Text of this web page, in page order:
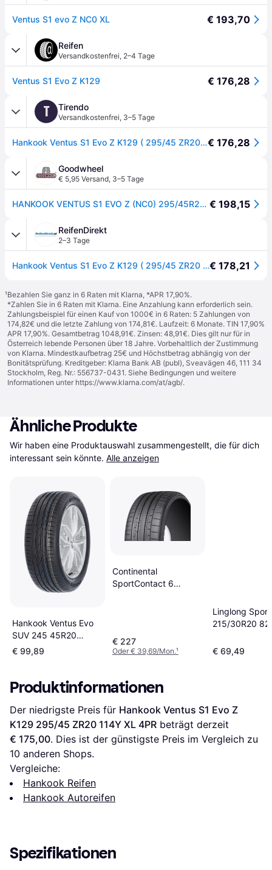
Ventus S1 evo Z NC0 XL € 193,70
Reifen
Versandkostenfrei, 2–4 Tage
Ventus S1 Evo Z K129 € 176,28
T Tirendo
Versandkostenfrei, 3–5 Tage
Hankook Ventus S1 Evo Z K129 ( 295/45 ZR20 (114Y) XL 4PR NC0, mit Felgenschutz (MFS) SBL ) - schwarz€ 176,28
Goodwheel
€ 5,95 Versand, 3–5 Tage
HANKOOK VENTUS S1 EVO Z (NC0) 295/45R20 114(Y) (NC0) XL MFS BSW € 198,15
ReifenDirekt
2–3 Tage
Hankook Ventus S1 Evo Z K129 ( 295/45 ZR20 (114Y) XL 4PR NC0, mit Felgenschutz (MFS) SBL )€ 178,21
¹Bezahlen Sie ganz in 6 Raten mit Klarna, *APR 17,90%.
*Zahlen Sie in 6 Raten mit Klarna. Eine Anzahlung kann erforderlich sein.
Zahlungsbeispiel für einen Kauf von 1000€ in 6 Raten: 5 Zahlungen von
174,82€ und die letzte Zahlung von 174,81€. Laufzeit: 6 Monate. TIN 17,90%
APR 17,90%. Gesamtbetrag 1048,91€. Zinsen: 48,91€. Dies gilt nur für in
Österreich lebende Personen über 18 Jahre. Vorbehaltlich der Zustimmung
von Klarna. Mindestkaufbetrag 25€ und Höchstbetrag abhängig von der
Bonitätsprüfung. Kreditgeber: Klarna Bank AB (publ), Sveavägen 46, 111 34
Stockholm, Reg. Nr.: 556737-0431. Siehe Bedingungen und weitere
Informationen unter https://www.klarna.com/at/agb/.
Ähnliche Produkte
Wir haben eine Produktauswahl zusammengestellt, die für dich
interessant sein könnte. Alle anzeigen
Hankook Ventus Evo
SUV 245 45R20
Sommer Reifen
Schwarz
€ 99,89
Continental
SportContact 6
€ 227
Oder € 39,69/Mon.¹
Linglong
215/30R20
€ 69,49
Produktinformationen
Der niedrigste Preis für Hankook Ventus S1 Evo Z
K129 295/45 ZR20 114Y XL 4PR
€ 175,00
10 anderen Shops.
Vergleiche:
Hankook Reifen
Hankook Autoreifen
Spezifikationen